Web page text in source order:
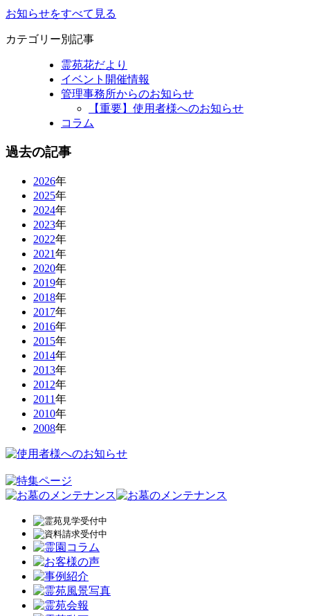
お知らせをすべて見る
カテゴリー別記事
霊苑花だより
イベント開催情報
管理事務所からのお知らせ
【重要】使用者様へのお知らせ
コラム
過去の記事
2026年
2025年
2024年
2023年
2022年
2021年
2020年
2019年
2018年
2017年
2016年
2015年
2014年
2013年
2012年
2011年
2010年
2008年